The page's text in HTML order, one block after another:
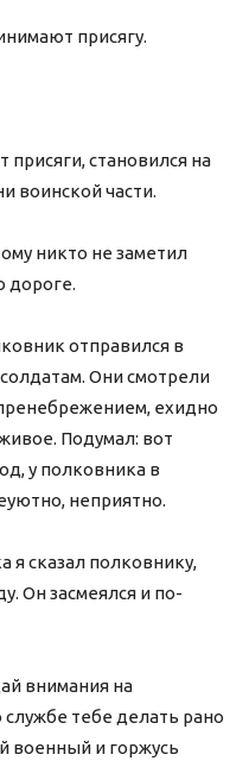
присягу.
присяги, становился на
воинской части.
никто не заметил
дороге.
отправился в
Они смотрели
ехидно
Подумал: вот
у полковника в
неприятно.
я сказал полковнику,
Он засмеялся и по-
внимания на
тебе делать рано
военный и горжусь